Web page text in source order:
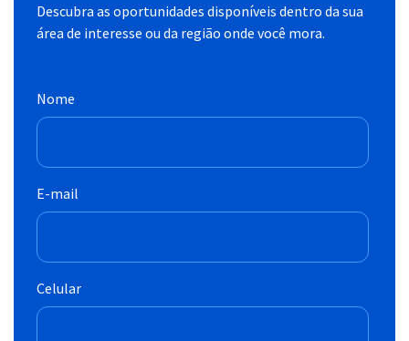
Descubra as oportunidades disponíveis dentro da sua
área de interesse ou da região onde você mora.
Nome
E-mail
Celular